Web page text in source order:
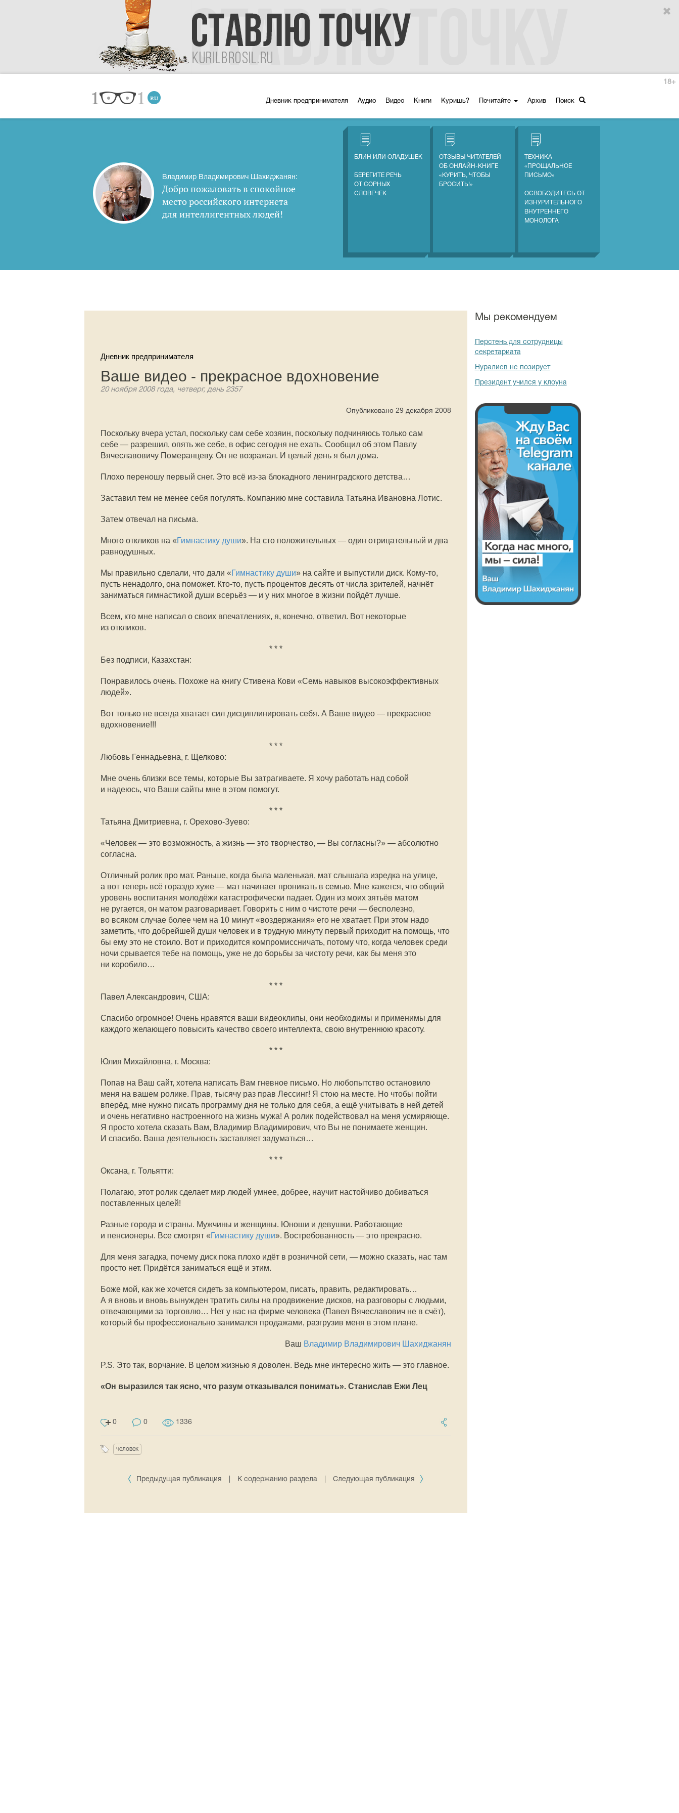
Дневник предпринимателя Аудио Видео Книги Куришь? Почитайте Архив Поиск
18+
Владимир Владимирович Шахиджанян:
Добро пожаловать в спокойное
место российского интернета
для интеллигентных людей!
БЛИН ИЛИ ОЛАДУШЕК
БЕРЕГИТЕ РЕЧЬ
ОТ СОРНЫХ
СЛОВЕЧЕК
ОТЗЫВЫ ЧИТАТЕЛЕЙ
ОБ ОНЛАЙН-КНИГЕ
«КУРИТЬ, ЧТОБЫ
БРОСИТЬ!»
ТЕХНИКА
«ПРОЩАЛЬНОЕ
ПИСЬМО»
ОСВОБОДИТЕСЬ ОТ
ИЗНУРИТЕЛЬНОГО
ВНУТРЕННЕГО
МОНОЛОГА
Дневник предпринимателя
Ваше видео - прекрасное вдохновение
20 ноября 2008 года, четверг, день 2357
Опубликовано 29 декабря 2008
Поскольку вчера устал, поскольку сам себе хозяин, поскольку подчиняюсь только сам
себе — разрешил, опять же себе, в офис сегодня не ехать. Сообщил об этом Павлу
Вячеславовичу Померанцеву. Он не возражал. И целый день я был дома.
Плохо переношу первый снег. Это всё из-за блокадного ленинградского детства…
Заставил тем не менее себя погулять. Компанию мне составила Татьяна Ивановна Лотис.
Затем отвечал на письма.
Много откликов на «Гимнастику души». На сто положительных — один отрицательный и два
равнодушных.
Мы правильно сделали, что дали «Гимнастику души» на сайте и выпустили диск. Кому-то,
пусть ненадолго, она поможет. Кто-то, пусть процентов десять от числа зрителей, начнёт
заниматься гимнастикой души всерьёз — и у них многое в жизни пойдёт лучше.
Всем, кто мне написал о своих впечатлениях, я, конечно, ответил. Вот некоторые
из откликов.
* * *
Без подписи, Казахстан:
Понравилось очень. Похоже на книгу Стивена Кови «Семь навыков высокоэффективных
людей».
Вот только не всегда хватает сил дисциплинировать себя. А Ваше видео — прекрасное
вдохновение!!!
* * *
Любовь Геннадьевна, г. Щелково:
Мне очень близки все темы, которые Вы затрагиваете. Я хочу работать над собой
и надеюсь, что Ваши сайты мне в этом помогут.
* * *
Татьяна Дмитриевна, г. Орехово-Зуево:
«Человек — это возможность, а жизнь — это творчество, — Вы согласны?» — абсолютно
согласна.
Отличный ролик про мат. Раньше, когда была маленькая, мат слышала изредка на улице,
а вот теперь всё гораздо хуже — мат начинает проникать в семью. Мне кажется, что общий
уровень воспитания молодёжи катастрофически падает. Один из моих зятьёв матом
не ругается, он матом разговаривает. Говорить с ним о чистоте речи — бесполезно,
во всяком случае более чем на 10 минут «воздержания» его не хватает. При этом надо
заметить, что добрейшей души человек и в трудную минуту первый приходит на помощь, что
бы ему это не стоило. Вот и приходится компромиссничать, потому что, когда человек среди
ночи срывается тебе на помощь, уже не до борьбы за чистоту речи, как бы меня это
ни коробило…
* * *
Павел Александрович, США:
Спасибо огромное! Очень нравятся ваши видеоклипы, они необходимы и применимы для
каждого желающего повысить качество своего интеллекта, свою внутреннюю красоту.
* * *
Юлия Михайловна, г. Москва:
Попав на Ваш сайт, хотела написать Вам гневное письмо. Но любопытство остановило
меня на вашем ролике. Прав, тысячу раз прав Лессинг! Я стою на месте. Но чтобы пойти
вперёд, мне нужно писать программу дня не только для себя, а ещё учитывать в ней детей
и очень негативно настроенного на жизнь мужа! А ролик подействовал на меня усмиряюще.
Я просто хотела сказать Вам, Владимир Владимирович, что Вы не понимаете женщин.
И спасибо. Ваша деятельность заставляет задуматься…
* * *
Оксана, г. Тольятти:
Полагаю, этот ролик сделает мир людей умнее, добрее, научит настойчиво добиваться
поставленных целей!
Разные города и страны. Мужчины и женщины. Юноши и девушки. Работающие
и пенсионеры. Все смотрят «Гимнастику души». Востребованность — это прекрасно.
Для меня загадка, почему диск пока плохо идёт в розничной сети, — можно сказать, нас там
просто нет. Придётся заниматься ещё и этим.
Боже мой, как же хочется сидеть за компьютером, писать, править, редактировать…
А я вновь и вновь вынужден тратить силы на продвижение дисков, на разговоры с людьми,
отвечающими за торговлю… Нет у нас на фирме человека (Павел Вячеславович не в счёт),
который бы профессионально занимался продажами, разгрузив меня в этом плане.
Ваш Владимир Владимирович Шахиджанян
P.S. Это так, ворчание. В целом жизнью я доволен. Ведь мне интересно жить — это главное.
«Он выразился так ясно, что разум отказывался понимать». Станислав Ежи Лец
0 0 1336
человек
Предыдущая публикация К содержанию раздела Следующая публикация
Мы рекомендуем
Перстень для сотрудницы
секретариата
Нуралиев не позирует
Президент учился у клоуна